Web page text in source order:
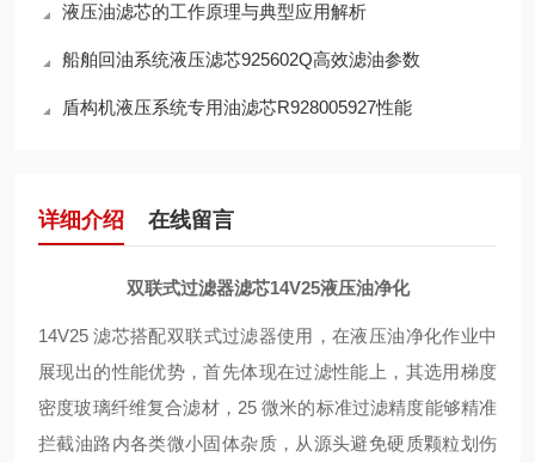
液压油滤芯的工作原理与典型应用解析
船舶回油系统液压滤芯925602Q高效滤油参数
盾构机液压系统专用油滤芯R928005927性能
详细介绍 在线留言
双联式过滤器滤芯14V25液压油净化
14V25 滤芯搭配双联式过滤器使用，在液压油净化作业中
展现出的性能优势，首先体现在过滤性能上，其选用梯度
密度玻璃纤维复合滤材，25 微米的标准过滤精度能够精准
拦截油路内各类微小固体杂质，从源头避免硬质颗粒划伤